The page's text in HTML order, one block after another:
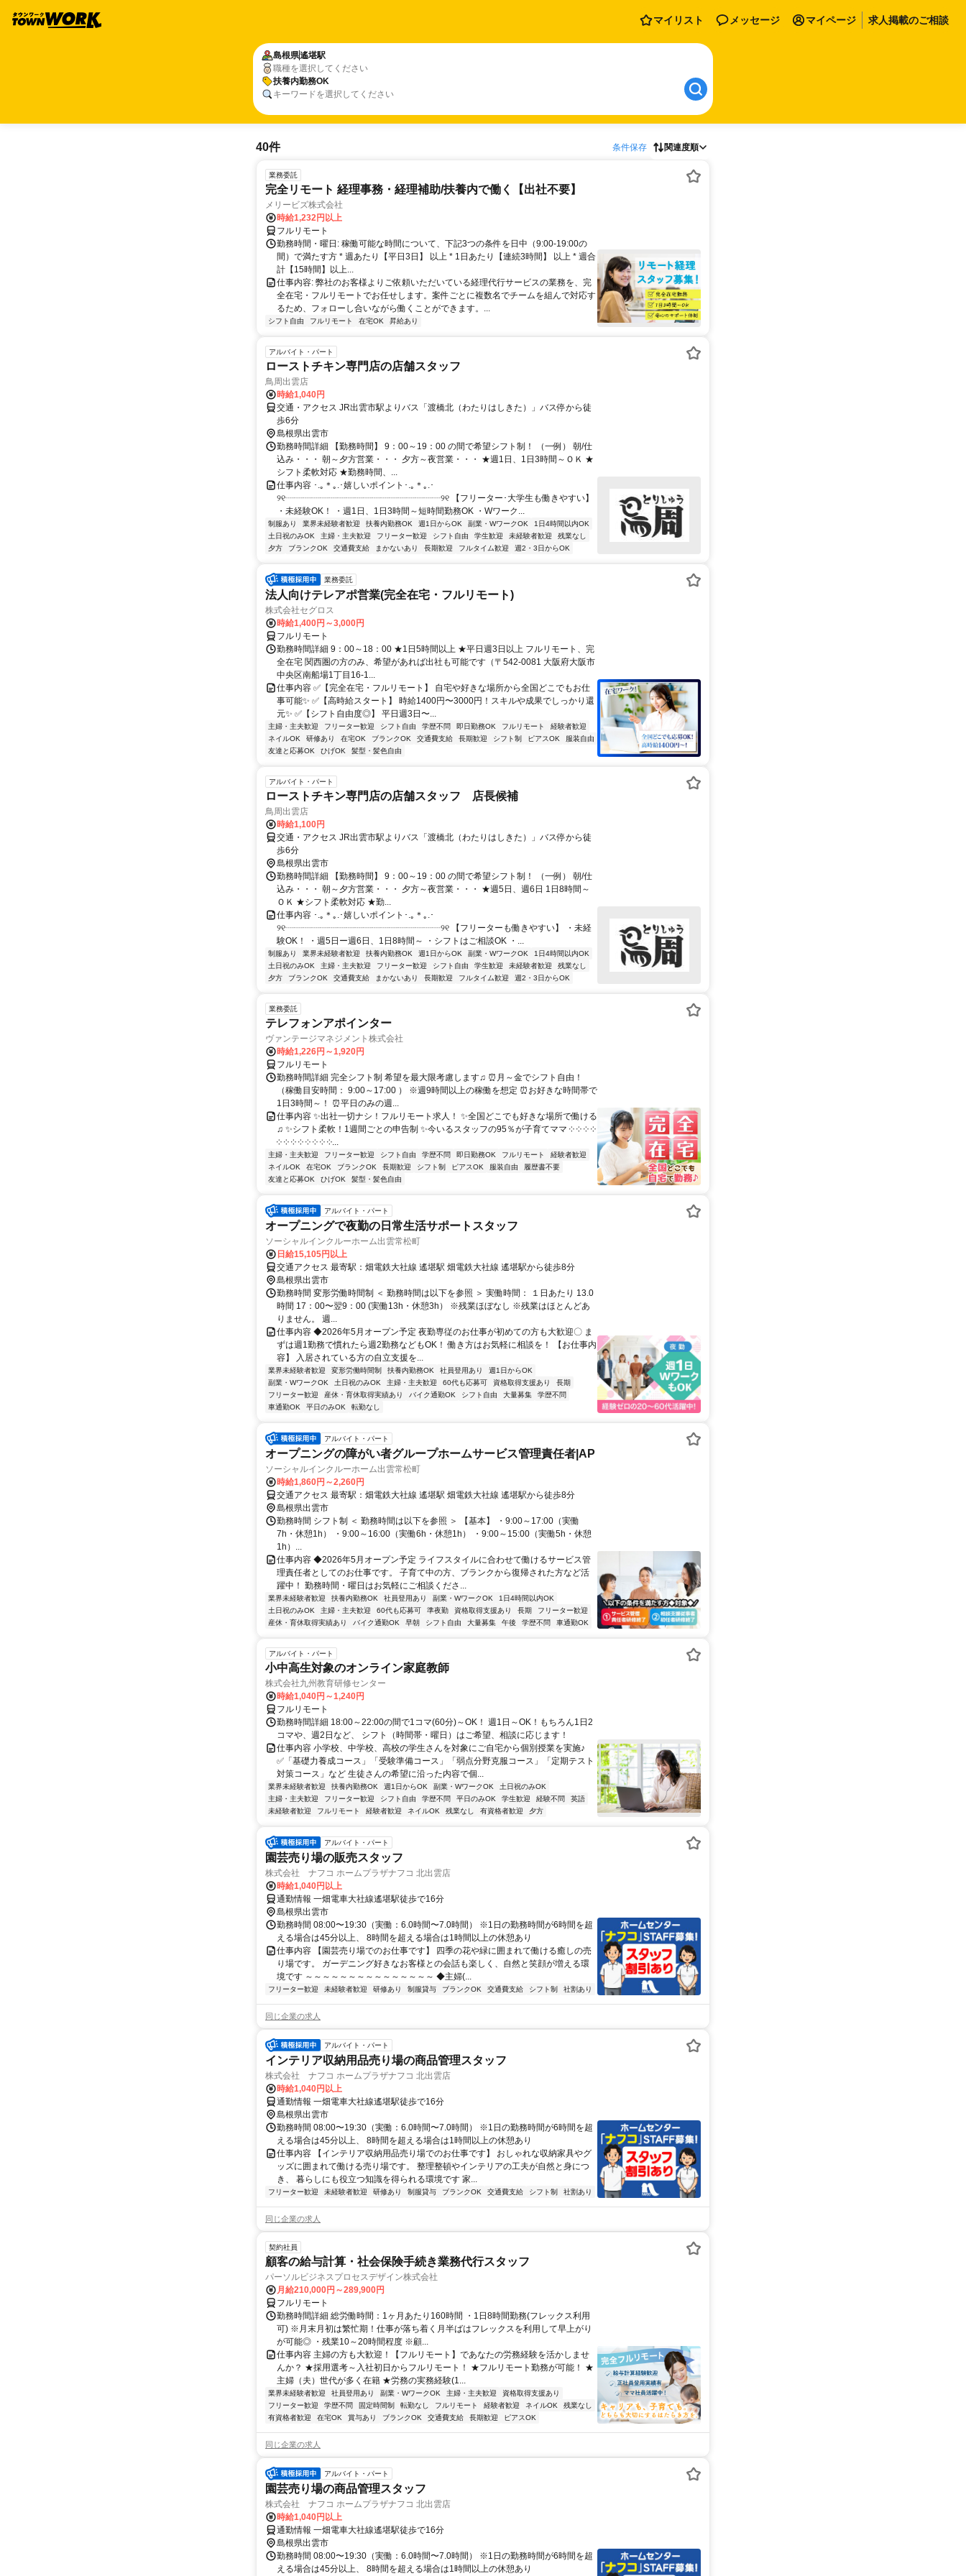
マイリスト メッセージ マイページ 求人掲載のご相談
島根県遙堪駅
職種を選択してください
扶養内勤務OK
キーワードを選択してください
40件 条件保存 関連度順
業務委託
完全リモート 経理事務・経理補助/扶養内で働く【出社不要】
メリービズ株式会社
時給1,232円以上
フルリモート
勤務時間・曜日: 稼働可能な時間について、下記3つの条件を日中（9:00-19:00の
間）で満たす方 * 週あたり【平日3日】 以上 * 1日あたり【連続3時間】 以上 * 週合
計【15時間】以上...
仕事内容: 弊社のお客様よりご依頼いただいている経理代行サービスの業務を、完
全在宅・フルリモートでお任せします。案件ごとに複数名でチームを組んで対応す
るため、フォローし合いながら働くことができます。...
シフト自由 フルリモート 在宅OK 昇給あり
アルバイト・パート
ローストチキン専門店の店舗スタッフ
鳥周出雲店
時給1,040円
交通・アクセス JR出雲市駅よりバス「渡橋北（わたりはしきた）」バス停から徒
歩6分
島根県出雲市
勤務時間詳細 【勤務時間】 9：00～19：00 の間で希望シフト制！ （一例） 朝/仕
込み・・・ 朝～夕方営業・・・ 夕方～夜営業・・・ ★週1日、1日3時間～ＯＫ ★
シフト柔軟対応 ★勤務時間、...
仕事内容 ･.｡＊｡.･嬉しいポイント･.｡＊｡.･
୨୧┈┈┈┈┈┈┈┈┈┈┈┈┈┈┈┈┈┈୨୧ 【フリーター･大学生も働きやすい】
・未経験OK！ ・週1日、1日3時間～短時間勤務OK ・Wワーク...
制服あり 業界未経験者歓迎 扶養内勤務OK 週1日からOK 副業・WワークOK
1日4時間以内OK
土日祝のみOK
主婦・主夫歓迎 フリーター歓迎 シフト自由 学生歓迎 未経験者歓迎
残業なし
夕方
ブランクOK 交通費支給 まかないあり 長期歓迎 フルタイム歓迎 週2・3日からOK
業務委託
法人向けテレアポ営業(完全在宅・フルリモート)
株式会社セグロス
時給1,400円～3,000円
フルリモート
勤務時間詳細 9：00～18：00 ★1日5時間以上 ★平日週3日以上 フルリモート、完
全在宅 関西圏の方のみ、希望があれば出社も可能です（〒542-0081 大阪府大阪市
中央区南船場1丁目16-1...
仕事内容 ✅【完全在宅・フルリモート】 自宅や好きな場所から全国どこでもお仕
事可能✨ ✅【高時給スタート】 時給1400円〜3000円！スキルや成果でしっかり還
元✨ ✅【シフト自由度◎】 平日週3日〜...
主婦・主夫歓迎 フリーター歓迎 シフト自由 学歴不問 即日勤務OK フルリモート
経験者歓迎
ネイルOK
研修あり 在宅OK ブランクOK 交通費支給 長期歓迎 シフト制 ピアスOK
服装自由
友達と応募OK
ひげOK 髪型・髪色自由
アルバイト・パート
ローストチキン専門店の店舗スタッフ 店長候補
鳥周出雲店
時給1,100円
交通・アクセス JR出雲市駅よりバス「渡橋北（わたりはしきた）」バス停から徒
歩6分
島根県出雲市
勤務時間詳細 【勤務時間】 9：00～19：00 の間で希望シフト制！ （一例） 朝/仕
込み・・・ 朝～夕方営業・・・ 夕方～夜営業・・・ ★週5日、週6日 1日8時間～
ＯＫ ★シフト柔軟対応 ★勤...
仕事内容 ･.｡＊｡.･嬉しいポイント･.｡＊｡.･
୨୧┈┈┈┈┈┈┈┈┈┈┈┈┈┈┈┈┈┈୨୧ 【フリーターも働きやすい】 ・未経
験OK！ ・週5日ー週6日、1日8時間～ ・シフトはご相談OK ・...
制服あり 業界未経験者歓迎 扶養内勤務OK 週1日からOK 副業・WワークOK
1日4時間以内OK
土日祝のみOK
主婦・主夫歓迎 フリーター歓迎 シフト自由 学生歓迎 未経験者歓迎
残業なし
夕方
ブランクOK 交通費支給 まかないあり 長期歓迎 フルタイム歓迎 週2・3日からOK
業務委託
テレフォンアポインター
ヴァンテージマネジメント株式会社
時給1,226円～1,920円
フルリモート
勤務時間詳細 完全シフト制 希望を最大限考慮します♫ ⏰月～金でシフト自由！
（稼働目安時間： 9:00～17:00 ） ※週9時間以上の稼働を想定 ⏰お好きな時間帯で
1日3時間～！ ⏰平日のみの週...
仕事内容 ✨出社一切ナシ！フルリモート求人！ ✨全国どこでも好きな場所で働ける
♫ ✨シフト柔軟！1週間ごとの申告制 ✨今いるスタッフの95％が子育てママ ༶ ༶ ༶ ༶
༶ ༶ ༶ ༶ ༶ ༶ ༶ ༶...
主婦・主夫歓迎 フリーター歓迎 シフト自由 学歴不問 即日勤務OK フルリモート
経験者歓迎
ネイルOK
在宅OK ブランクOK 長期歓迎 シフト制 ピアスOK 服装自由
履歴書不要
友達と応募OK
ひげOK 髪型・髪色自由
アルバイト・パート
オープニングで夜勤の日常生活サポートスタッフ
ソーシャルインクルーホーム出雲常松町
日給15,105円以上
交通アクセス 最寄駅：畑電鉄大社線 遙堪駅 畑電鉄大社線 遙堪駅から徒歩8分
島根県出雲市
勤務時間 変形労働時間制 ＜ 勤務時間は以下を参照 ＞ 実働時間： １日あたり 13.0
時間 17：00〜翌9：00 (実働13h・休憩3h） ※残業ほぼなし ※残業はほとんどあ
りません。 週...
仕事内容 ◆2026年5月オープン予定 夜勤専従のお仕事が初めての方も大歓迎〇 ま
ずは週1勤務で慣れたら週2勤務などもOK！ 働き方はお気軽に相談を！ 【お仕事内
容】 入居されている方の自立支援を...
業界未経験者歓迎 変形労働時間制 扶養内勤務OK 社員登用あり
週1日からOK
副業・WワークOK
土日祝のみOK 主婦・主夫歓迎 60代も応募可 資格取得支援あり
長期
フリーター歓迎
産休・育休取得実績あり バイク通勤OK シフト自由 大量募集
学歴不問
車通勤OK
平日のみOK 転勤なし
アルバイト・パート
オープニングの障がい者グループホームサービス管理責任者|AP
ソーシャルインクルーホーム出雲常松町
時給1,860円～2,260円
交通アクセス 最寄駅：畑電鉄大社線 遙堪駅 畑電鉄大社線 遙堪駅から徒歩8分
島根県出雲市
勤務時間 シフト制 ＜ 勤務時間は以下を参照 ＞ 【基本】 ・9:00～17:00（実働
7h・休憩1h） ・9:00～16:00（実働6h・休憩1h） ・9:00～15:00（実働5h・休憩
1h）...
仕事内容 ◆2026年5月オープン予定 ライフスタイルに合わせて働けるサービス管
理責任者としてのお仕事です。 子育て中の方、ブランクから復帰された方など活
躍中！ 勤務時間・曜日はお気軽にご相談くださ...
業界未経験者歓迎 扶養内勤務OK 社員登用あり 副業・WワークOK
1日4時間以内OK
土日祝のみOK
主婦・主夫歓迎 60代も応募可 準夜勤 資格取得支援あり 長期
フリーター歓迎
産休・育休取得実績あり
バイク通勤OK 早朝 シフト自由 大量募集 午後 学歴不問 車通勤OK
アルバイト・パート
小中高生対象のオンライン家庭教師
株式会社九州教育研修センター
時給1,040円～1,240円
フルリモート
勤務時間詳細 18:00～22:00の間で1コマ(60分)～OK！ 週1日～OK！もちろん1日2
コマや、週2日など、 シフト（時間帯・曜日）はご希望、相談に応じます！
仕事内容 小学校、中学校、高校の学生さんを対象にご自宅から個別授業を実施♪
✅「基礎力養成コース」「受験準備コース」「弱点分野克服コース」「定期テスト
対策コース」など 生徒さんの希望に沿った内容で個...
業界未経験者歓迎 扶養内勤務OK 週1日からOK 副業・WワークOK
土日祝のみOK
主婦・主夫歓迎
フリーター歓迎 シフト自由 学歴不問 平日のみOK 学生歓迎 経験不問
英語
未経験者歓迎
フルリモート 経験者歓迎 ネイルOK 残業なし 有資格者歓迎 夕方
アルバイト・パート
園芸売り場の販売スタッフ
株式会社 ナフコ ホームプラザナフコ 北出雲店
時給1,040円以上
通勤情報 一畑電車大社線遙堪駅徒歩で16分
島根県出雲市
勤務時間 08:00〜19:30（実働：6.0時間〜7.0時間） ※1日の勤務時間が6時間を超
える場合は45分以上、 8時間を超える場合は1時間以上の休憩あり
仕事内容 【園芸売り場でのお仕事です】 四季の花や緑に囲まれて働ける癒しの売
り場です。 ガーデニング好きなお客様との会話も楽しく、自然と笑顔が増える環
境です ～～～～～～～～～～～～～～～ ◆主婦(...
フリーター歓迎 未経験者歓迎 研修あり 制服貸与 ブランクOK 交通費支給 シフト制 社割あり
同じ企業の求人
アルバイト・パート
インテリア収納用品売り場の商品管理スタッフ
株式会社 ナフコ ホームプラザナフコ 北出雲店
時給1,040円以上
通勤情報 一畑電車大社線遙堪駅徒歩で16分
島根県出雲市
勤務時間 08:00〜19:30（実働：6.0時間〜7.0時間） ※1日の勤務時間が6時間を超
える場合は45分以上、 8時間を超える場合は1時間以上の休憩あり
仕事内容 【インテリア収納用品売り場でのお仕事です】 おしゃれな収納家具やグ
ッズに囲まれて働ける売り場です。 整理整頓やインテリアの工夫が自然と身につ
き、 暮らしにも役立つ知識を得られる環境です 家...
フリーター歓迎 未経験者歓迎 研修あり 制服貸与 ブランクOK 交通費支給 シフト制 社割あり
同じ企業の求人
契約社員
顧客の給与計算・社会保険手続き業務代行スタッフ
パーソルビジネスプロセスデザイン株式会社
月給210,000円～289,900円
フルリモート
勤務時間詳細 総労働時間：1ヶ月あたり160時間 ・1日8時間勤務(フレックス利用
可) ※月末月初は繁忙期！仕事が落ち着く月半ばはフレックスを利用して早上がり
が可能◎ ・残業10～20時間程度 ※顧...
仕事内容 主婦の方も大歓迎！【フルリモート】であなたの労務経験を活かしませ
んか？ ★採用選考～入社初日からフルリモート！ ★フルリモート勤務が可能！ ★
主婦（夫）世代が多く在籍 ★労務の実務経験(1...
業界未経験者歓迎 社員登用あり 副業・WワークOK 主婦・主夫歓迎
資格取得支援あり
フリーター歓迎
学歴不問 固定時間制 転勤なし フルリモート 経験者歓迎 ネイルOK
残業なし
有資格者歓迎
在宅OK 賞与あり ブランクOK 交通費支給 長期歓迎 ピアスOK
同じ企業の求人
アルバイト・パート
園芸売り場の商品管理スタッフ
株式会社 ナフコ ホームプラザナフコ 北出雲店
時給1,040円以上
通勤情報 一畑電車大社線遙堪駅徒歩で16分
島根県出雲市
勤務時間 08:00〜19:30（実働：6.0時間〜7.0時間） ※1日の勤務時間が6時間を超
える場合は45分以上、 8時間を超える場合は1時間以上の休憩あり